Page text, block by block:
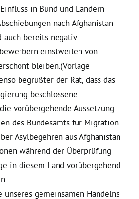
in Bund und Ländern
nach Afghanistan
auch bereits negativ
einstweilen von
bleiben.(Vorlage
begrüßter der Rat, dass das
beschlossene
vorübergehende Aussetzung
des Bundesamts für Migration
Asylbegehren aus Afghanistan
während der Überprüfung
in diesem Land vorübergehend
unseres gemeinsamen Handelns